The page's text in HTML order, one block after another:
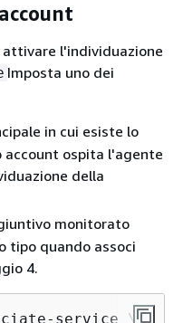
attivare l'individuazione
Imposta uno dei
in cui esiste lo
account ospita l'agente
della
monitorato
tipo quando associ
4.
service \